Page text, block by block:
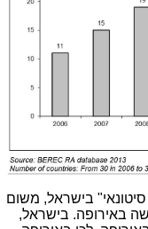
בישראל, משום
באירופה. בישראל,